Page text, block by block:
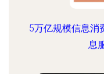
5万亿规模信息消
息